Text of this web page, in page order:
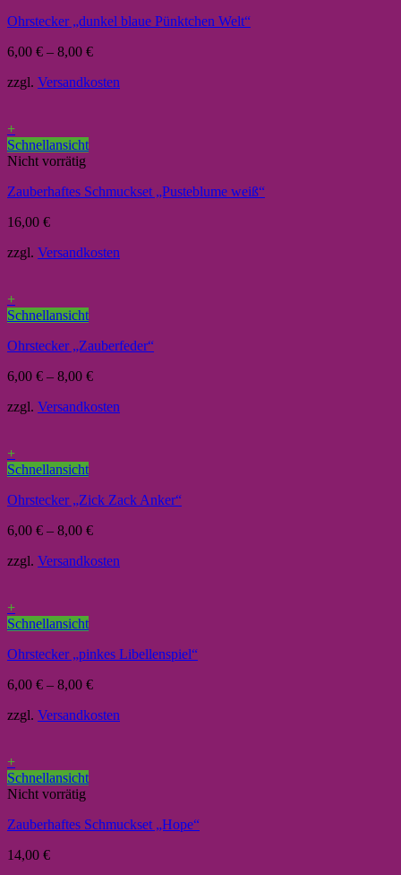
Ohrstecker „dunkel blaue Pünktchen Welt“
6,00 € – 8,00 €
zzgl. Versandkosten
+
Schnellansicht
Nicht vorrätig
Zauberhaftes Schmuckset „Pusteblume weiß“
16,00 €
zzgl. Versandkosten
+
Schnellansicht
Ohrstecker „Zauberfeder“
6,00 € – 8,00 €
zzgl. Versandkosten
+
Schnellansicht
Ohrstecker „Zick Zack Anker“
6,00 € – 8,00 €
zzgl. Versandkosten
+
Schnellansicht
Ohrstecker „pinkes Libellenspiel“
6,00 € – 8,00 €
zzgl. Versandkosten
+
Schnellansicht
Nicht vorrätig
Zauberhaftes Schmuckset „Hope“
14,00 €